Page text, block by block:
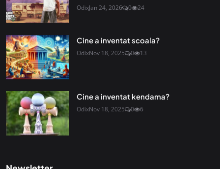
OdixJan 24, 2026 0 24
Cine a inventat scoala?
OdixNov 18, 2025 0 13
Cine a inventat kendama?
OdixNov 18, 2025 0 6